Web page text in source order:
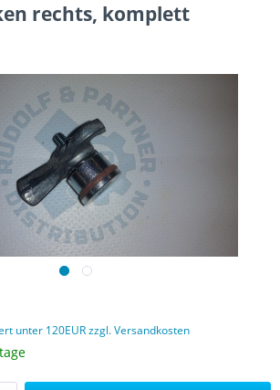
rechts, komplett
unter 120EUR zzgl. Versandkosten